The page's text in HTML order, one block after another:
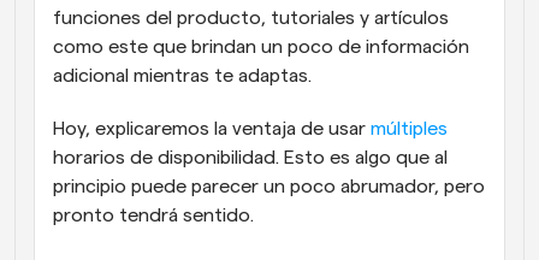
funciones del producto, tutoriales y artículos
como este que brindan un poco de información
adicional mientras te adaptas.
Hoy, explicaremos la ventaja de usar múltiples
horarios de disponibilidad. Esto es algo que al
principio puede parecer un poco abrumador, pero
pronto tendrá sentido.